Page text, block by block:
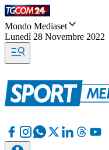
Mondo Mediaset
Lunedì 28 Novembre 2022